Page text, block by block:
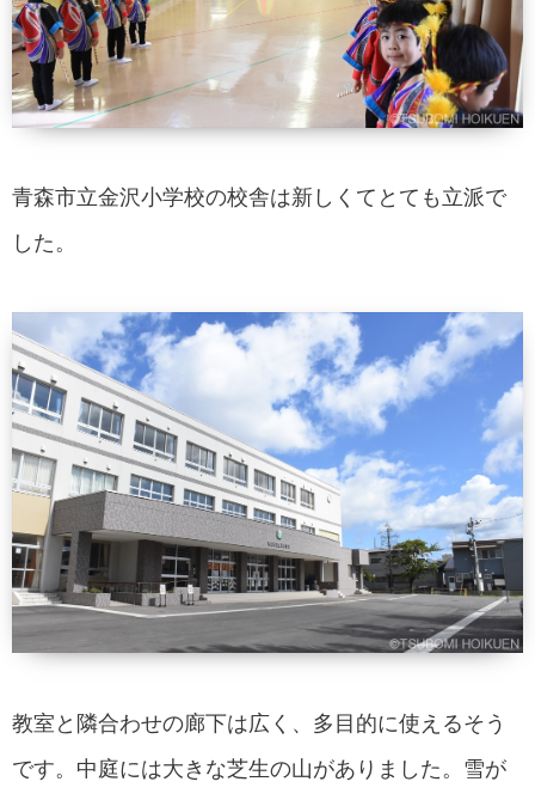
青森市立金沢小学校の校舎は新しくてとても立派で
した。
教室と隣合わせの廊下は広く、多目的に使えるそう
です。中庭には大きな芝生の山がありました。雪が